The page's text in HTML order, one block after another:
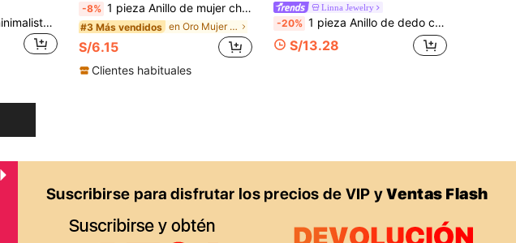
Anillo de estilo retro minimalista con forma de huevo de ganso y circonita cúbica enchapado en oro de 18K para mujeres
-8% 1 pieza Anillo de mujer chapado en oro de 18K con circonita cúbica, joyería de mujer, estilo Ins, anillo de acero inoxidable, regalo exquisito, anillo elegante, uso diario
#3 Más vendidos en Oro Mujer Anillo Único
S/6.15
Clientes habituales
Linna Jewelry
-20% 1 pieza Anillo de dedo con cadena floral elegante, adecuado para boda, banquete y accesorio de fiesta para mujeres
S/13.28